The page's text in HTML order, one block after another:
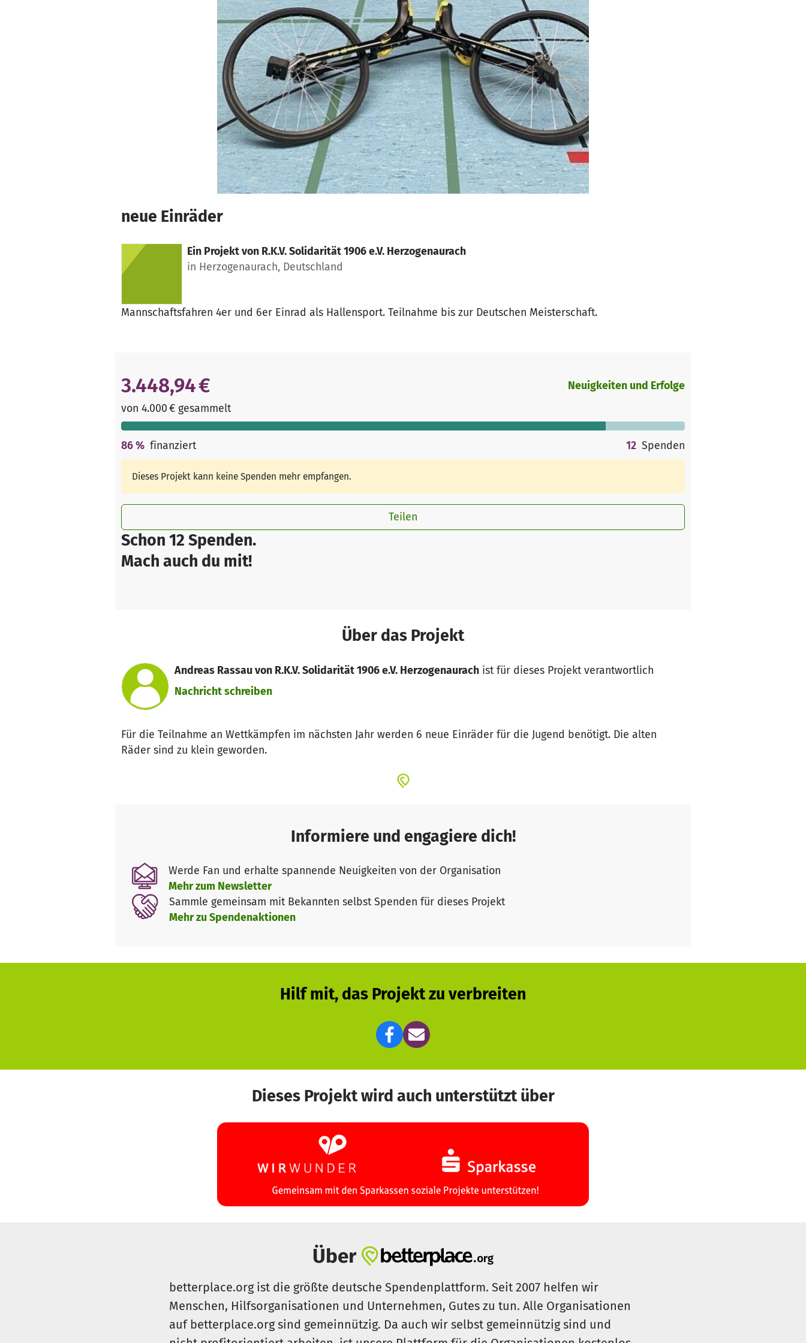
neue Einräder
Ein Projekt von R.K.V. Solidarität 1906 e.V. Herzogenaurach
in Herzogenaurach, Deutschland
Mannschaftsfahren 4er und 6er Einrad als Hallensport. Teilnahme bis zur Deutschen Meisterschaft.
Schon 12 Spenden.
Mach auch du mit!
3.448,94 €
von 4.000 € gesammelt
Neuigkeiten und Erfolge
86% finanziert 12 Spenden
Dieses Projekt kann keine Spenden mehr empfangen.
Teilen
Über das Projekt
Andreas Rassau von R.K.V. Solidarität 1906 e.V. Herzogenaurachist für dieses Projekt verantwortlich
Nachricht schreiben
Für die Teilnahme an Wettkämpfen im nächsten Jahr werden 6 neue Einräder für die Jugend benötigt. Die alten
Räder sind zu klein geworden.
Informiere und engagiere dich!
Werde Fan und erhalte spannende Neuigkeiten von der Organisation
Mehr zum Newsletter
Sammle gemeinsam mit Bekannten selbst Spenden für dieses Projekt
Mehr zu Spendenaktionen
Hilf mit, das Projekt zu verbreiten
Dieses Projekt wird auch unterstützt über
Über
betterplace.org ist die größte deutsche Spendenplattform. Seit 2007 helfen wir
Menschen, Hilfsorganisationen und Unternehmen, Gutes zu tun. Alle Organisationen
auf betterplace.org sind gemeinnützig. Da auch wir selbst gemeinnützig sind und